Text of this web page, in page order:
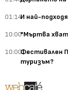
01:14И най-
10:00"Мъртва
10:00Фестивален
туризъм?